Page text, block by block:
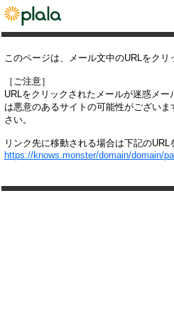
このページは、メール文中のURLをクリ
［ご注意］
URLをクリックされたメールが迷惑メ
は悪意のあるサイトの可能性がござい
さい。
リンク先に移動される場合は下記のURL
https://knows.monster/domain/domain/